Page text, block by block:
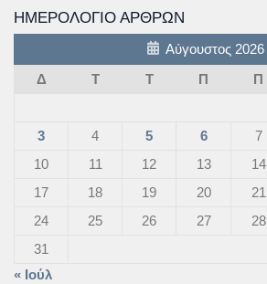
ΗΜΕΡΟΛΌΓΙΟ ΆΡΘΡΩΝ
Αύγουστος 2026
Δ
Τ Τ Π Π
3
4 5 6 7
10
11 12 13 14
17
18 19 20 21
24
25 26 27 28
31
« Ιούλ